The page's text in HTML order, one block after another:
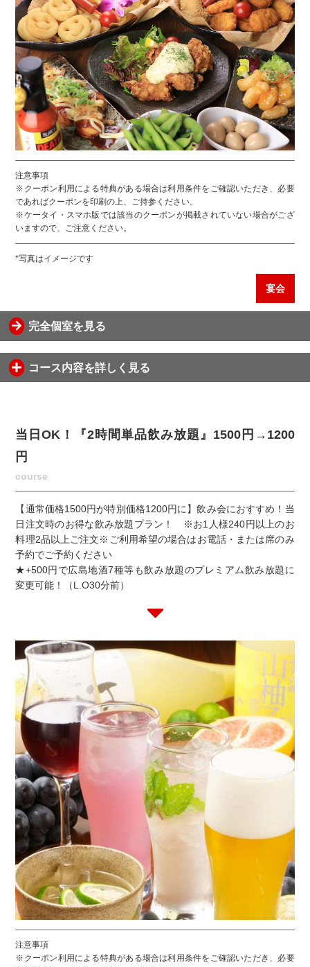
注意事項
※クーポン利用による特典がある場合は利用条件をご確認いただき、必要
であればクーポンを印刷の上、ご持参ください。
※ケータイ・スマホ版では該当のクーポンが掲載されていない場合がござ
いますので、ご注意ください。
*写真はイメージです
宴会
完全個室を見る
コース内容を詳しく見る
当日OK！『2時間単品飲み放題』1500円→1200
円
course
【通常価格1500円が特別価格1200円に】飲み会におすすめ！当
日注文時のお得な飲み放題プラン！ ※お1人様240円以上のお
料理2品以上ご注文※ご利用希望の場合はお電話・または席のみ
予約でご予約ください
★+500円で広島地酒7種等も飲み放題のプレミアム飲み放題に
変更可能！（L.O30分前）
注意事項
※クーポン利用による特典がある場合は利用条件をご確認いただき、必要